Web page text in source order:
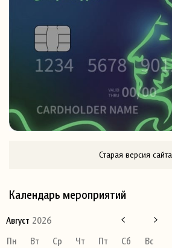
Старая версия сайта
Календарь мероприятий
Август 2026
Пн
Вт Ср Чт Пт Сб
Вс